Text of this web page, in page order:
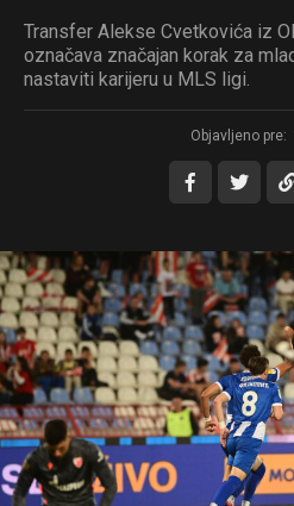
Transfer Alekse Cvetkovića iz
označava značajan korak za
nastaviti karijeru u MLS ligi.
Objavljeno pre: